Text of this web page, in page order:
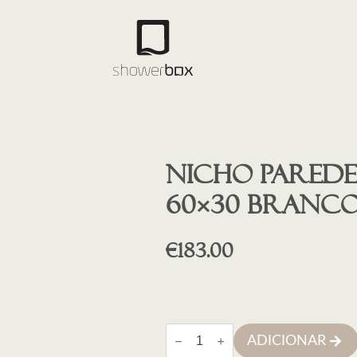
Nicho
60×30
€183.00
Quantidade
de
Nicho
ADICIONAR